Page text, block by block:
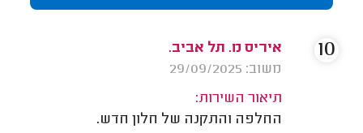
איריס מ. תל אביב.
משוב: 29/09/2025
תיאור השירות:
החלפה והתקנה של חלון חדש.
10